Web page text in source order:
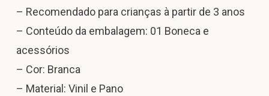
– Recomendado para crianças à partir de 3 anos
– Conteúdo da embalagem: 01 Boneca e
acessórios
– Cor: Branca
– Material: Vinil e Pano